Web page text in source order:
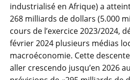
industrialisé en Afrique) a
268 milliards de dollars (5.000
cours de l’exercice 2023/2024,
février 2024 plusieurs médias
macroéconomie. Cette
aller crescendo jusqu’en 2026